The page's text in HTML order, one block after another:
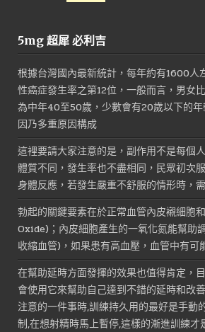
格：
格：
5mg 超犀 必利吉
根據台灣國內最新統計，每年約有1600人
性癌症發生率之第12位，一般而言，男女
為中年40至50歲，少數會有20歲以下的
因乃多重原因構成
這裡要請大家注意的是，副作用不是每個
體質不同，發生率也不盡相同，民眾初次
身體反應，若發生嚴重不舒服的情形時，
勃起的關鍵要素在於正常血管內皮襯細
Oxide)；內皮細胞產生的一氧化氮能幫助
收縮血管)，如果患有高血壓，血管中有可
在幫助延時方面發揮的效果也值得肯定，
會使用它來幫助自己達到不錯的延時和改
注意的一件事時,訓練持久用的最好是手動
制,在想射精時馬上暫停,這樣的漸進訓練才